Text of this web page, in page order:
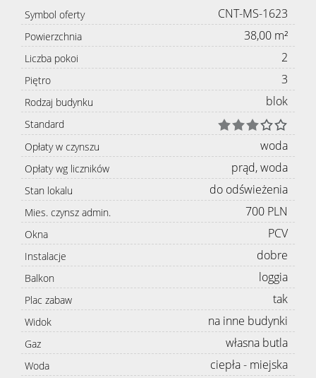
Symbol oferty CNT-MS-1623
Powierzchnia 38,00 m²
Liczba pokoi 2
Piętro 3
Rodzaj budynku blok
Standard
Opłaty w czynszu
woda
Opłaty wg liczników prąd, woda
Stan lokalu do odświeżenia
Mies. czynsz admin. 700 PLN
Okna PCV
Instalacje dobre
Balkon loggia
Plac zabaw tak
Widok na inne budynki
Gaz własna butla
Woda ciepła - miejska